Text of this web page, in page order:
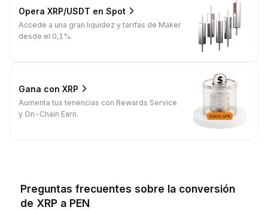
Opera XRP/USDT en Spot
Accede a una gran liquidez y tarifas de Maker
desde el 0,1%.
Gana con XRP
Aumenta tus tenencias con Rewards Service
y On-Chain Earn.
Preguntas frecuentes sobre la conversión
de XRP a PEN